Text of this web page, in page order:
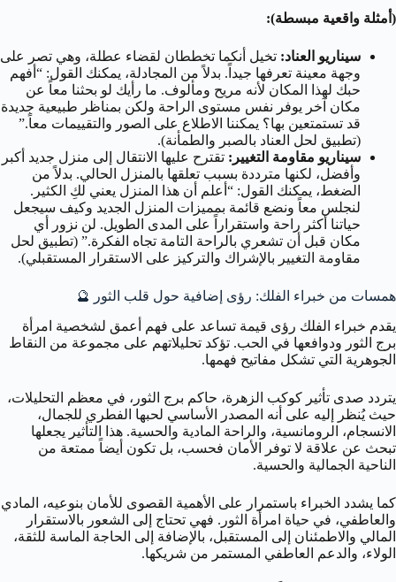
(أمثلة واقعية مبسطة):
سيناريو العناد: تخيل أنكما تخططان لقضاء عطلة، وهي تصر على
وجهة معينة تعرفها جيداً. بدلاً من المجادلة، يمكنك القول: “أفهم
حبك لهذا المكان لأنه مريح ومألوف. ما رأيك لو بحثنا معاً عن
مكان آخر يوفر نفس مستوى الراحة ولكن بمناظر طبيعية جديدة
قد تستمتعين بها؟ يمكننا الاطلاع على الصور والتقييمات معاً.”
(تطبيق لحل العناد بالصبر والطمأنة).
سيناريو مقاومة التغيير: تقترح عليها الانتقال إلى منزل جديد أكبر
وأفضل، لكنها مترددة بسبب تعلقها بالمنزل الحالي. بدلاً من
الضغط، يمكنك القول: “أعلم أن هذا المنزل يعني لكِ الكثير.
لنجلس معاً ونضع قائمة بمميزات المنزل الجديد وكيف سيجعل
حياتنا أكثر راحة واستقراراً على المدى الطويل. لن نزور أي
مكان قبل أن تشعري بالراحة التامة تجاه الفكرة.” (تطبيق لحل
مقاومة التغيير بالإشراك والتركيز على الاستقرار المستقبلي).
همسات من خبراء الفلك: رؤى إضافية حول قلب الثور 🔮
يقدم خبراء الفلك رؤى قيمة تساعد على فهم أعمق لشخصية امرأة
برج الثور ودوافعها في الحب. تؤكد تحليلاتهم على مجموعة من النقاط
الجوهرية التي تشكل مفاتيح فهمها.
يتردد صدى تأثير كوكب الزهرة، حاكم برج الثور، في معظم التحليلات،
حيث يُنظر إليه على أنه المصدر الأساسي لحبها الفطري للجمال،
الانسجام، الرومانسية، والراحة المادية والحسية. هذا التأثير يجعلها
تبحث عن علاقة لا توفر الأمان فحسب، بل تكون أيضاً ممتعة من
الناحية الجمالية والحسية.
كما يشدد الخبراء باستمرار على الأهمية القصوى للأمان بنوعيه، المادي
والعاطفي، في حياة امرأة الثور. فهي تحتاج إلى الشعور بالاستقرار
المالي والاطمئنان إلى المستقبل، بالإضافة إلى الحاجة الماسة للثقة،
الولاء، والدعم العاطفي المستمر من شريكها.